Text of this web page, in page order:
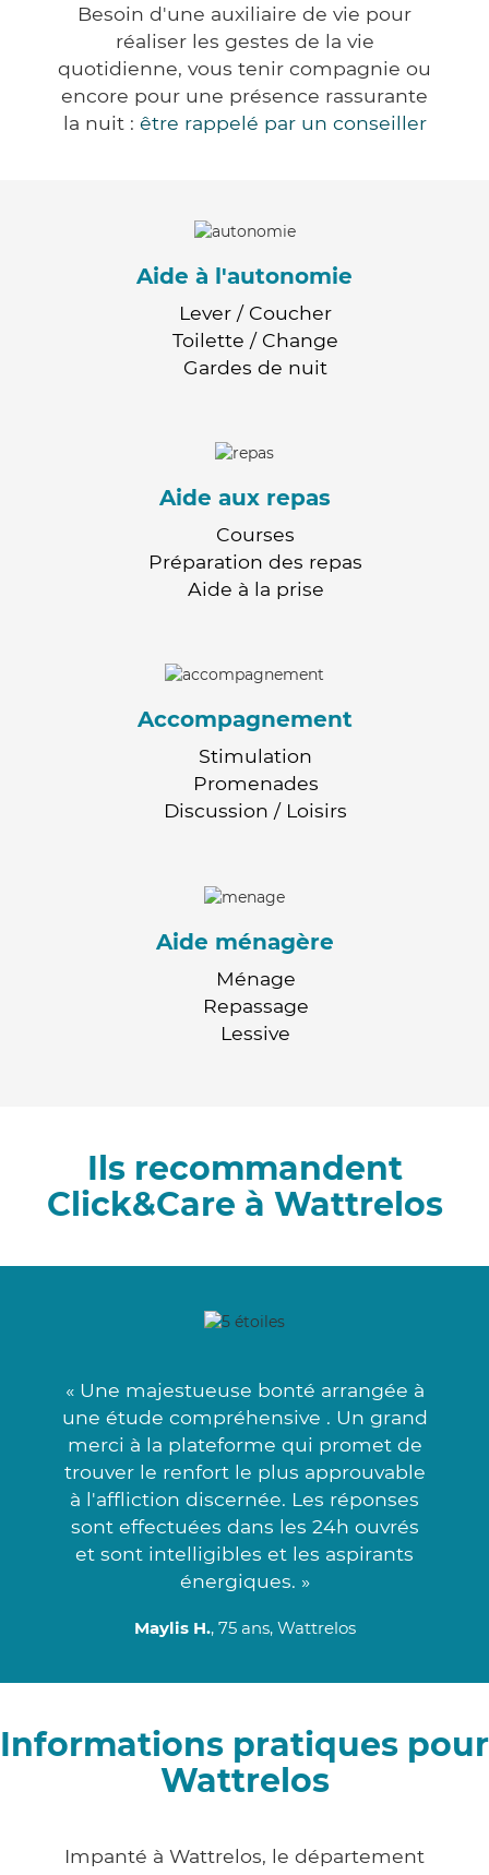
Besoin d'une auxiliaire de vie pour
réaliser les gestes de la vie
quotidienne, vous tenir compagnie ou
encore pour une présence rassurante
la nuit : être rappelé par un conseiller
Aide à l'autonomie
Lever / Coucher
Toilette / Change
Gardes de nuit
Aide aux repas
Courses
Préparation des repas
Aide à la prise
Accompagnement
Stimulation
Promenades
Discussion / Loisirs
Aide ménagère
Ménage
Repassage
Lessive
Ils recommandent
Click&Care à Wattrelos
« Une majestueuse bonté arrangée à
une étude compréhensive . Un grand
merci à la plateforme qui promet de
trouver le renfort le plus approuvable
à l'affliction discernée. Les réponses
sont effectuées dans les 24h ouvrés
et sont intelligibles et les aspirants
énergiques. »
Maylis H., 75 ans, Wattrelos
Informations pratiques pour
Wattrelos
Impanté à Wattrelos, le département